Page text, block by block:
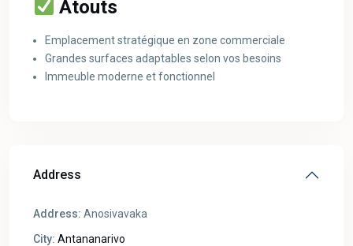
Atouts
Emplacement stratégique en zone commerciale
Grandes surfaces adaptables selon vos besoins
Immeuble moderne et fonctionnel
Address
Address: Anosivavaka
City: Antananarivo